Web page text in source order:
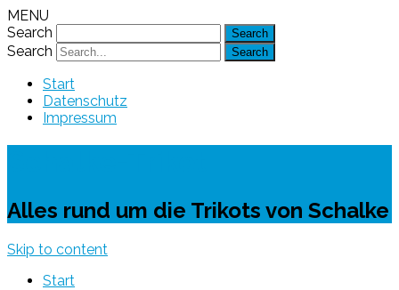
MENU
Search
Search
Start
Datenschutz
Impressum
Alles rund um die Trikots von Schalke
Skip to content
Start